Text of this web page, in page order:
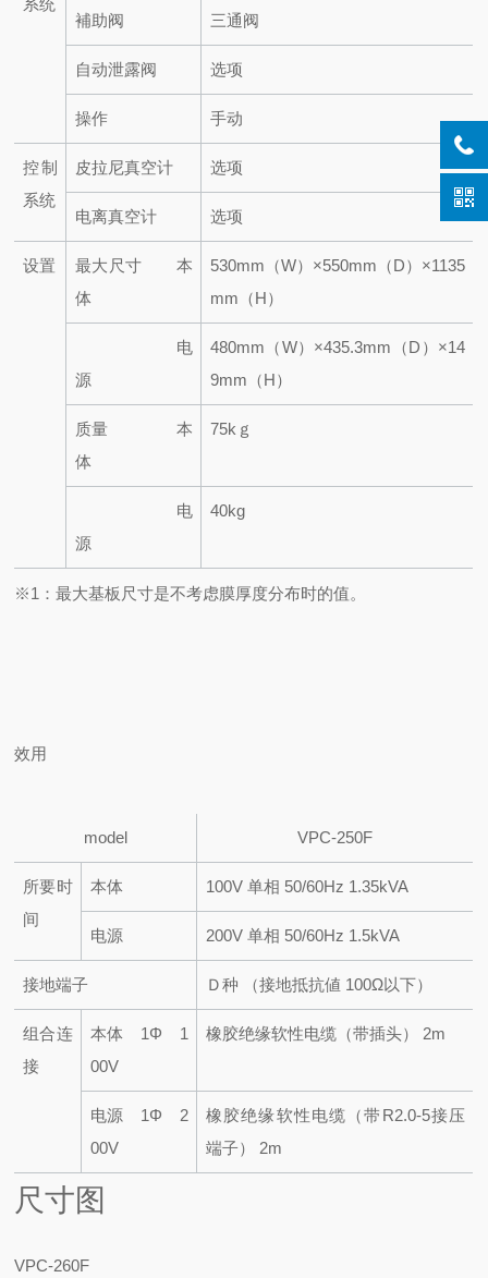
系统
補助阀
三通阀
自动泄露阀 选项
操作 手动
控制
系统
皮拉尼真空计 选项
电离真空计 选项
设置
最大尺寸 本
体
530mm（W）×550mm（D）×1135
mm（H）
电
源
480mm（W）×435.3mm（D）×14
9mm（H）
质量 本
体
75kｇ
电
源
40kg
※1 ：最大基板尺寸是不考虑膜厚度分布时的值。
效用
model VPC-250F
所要时
间
本体 100V 单相 50/60Hz 1.35kVA
电源 200V 单相 50/60Hz 1.5kVA
接地端子 Ｄ种 （接地抵抗値 100Ω以下）
组合连
接
本体 1Φ 1
00V
橡胶绝缘软性电缆（带插头） 2m
电源 1Φ 2
00V
橡胶绝缘软性电缆（带R2.0-5接压
端子） 2m
尺寸图
VPC-260F